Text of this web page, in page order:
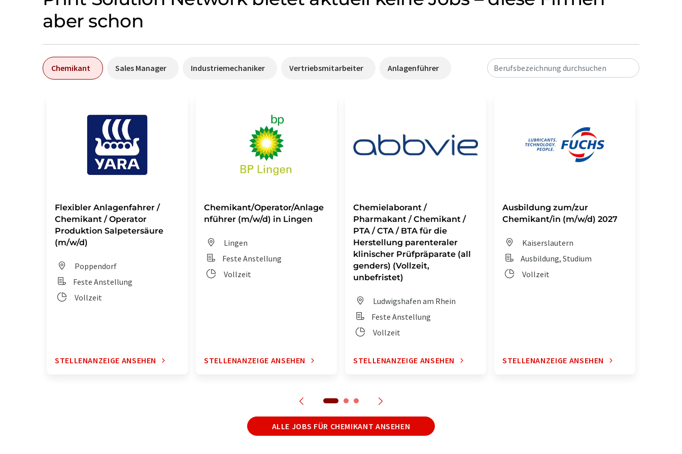
aber schon
Chemikant Sales Manager Industriemechaniker Vertriebsmitarbeiter Anlagenführer Berufsbezeichnung durchsuchen
Flexibler Anlagenfahrer /
Chemikant / Operator
Produktion Salpetersäure
(m/w/d)
Poppendorf
Feste Anstellung
Vollzeit
STELLENANZEIGE ANSEHEN
Chemikant/Operator/Anlage
nführer (m/w/d) in Lingen
Lingen
Feste Anstellung
Vollzeit
STELLENANZEIGE ANSEHEN
Chemielaborant /
Pharmakant / Chemikant /
PTA / CTA / BTA für die
Herstellung parenteraler
klinischer Prüfpräparate (all
genders) (Vollzeit,
unbefristet)
Ludwigshafen am Rhein
Feste Anstellung
Vollzeit
STELLENANZEIGE ANSEHEN
Ausbildung zum/zur
Chemikant/in (m/w/d) 2027
Kaiserslautern
Ausbildung, Studium
Vollzeit
STELLENANZEIGE ANSEHEN
ALLE JOBS FÜR CHEMIKANT ANSEHEN